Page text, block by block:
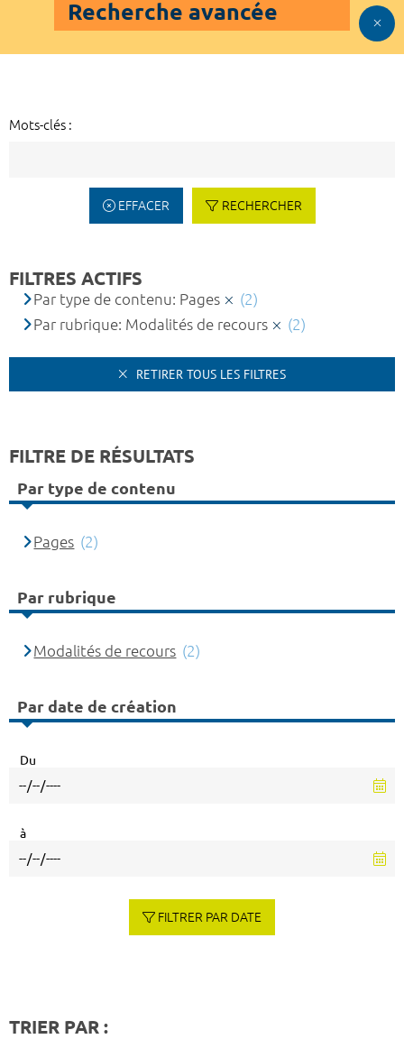
Recherche avancée
Mots-clés :
EFFACER RECHERCHER
FILTRES ACTIFS
Par type de contenu: Pages
(2)
Par rubrique: Modalités de recours
(2)
RETIRER TOUS LES FILTRES
FILTRE DE RÉSULTATS
Par type de contenu
Pages (2)
Par rubrique
Modalités de recours (2)
Par date de création
Du
à
FILTRER PAR DATE
TRIER PAR :